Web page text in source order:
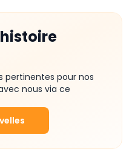
pertinentes pour nos
nous via ce